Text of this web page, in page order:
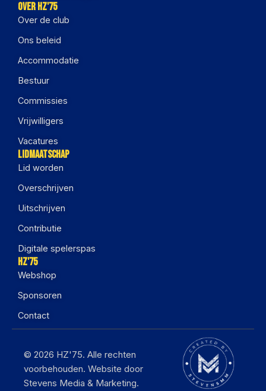
Over HZ'75
Over de club
Ons beleid
Accommodatie
Bestuur
Commissies
Vrijwilligers
Vacatures
Lidmaatschap
Lid worden
Overschrijven
Uitschrijven
Contributie
Digitale spelerspas
HZ'75
Webshop
Sponsoren
Contact
© 2026 HZ'75. Alle rechten
voorbehouden. Website door
Stevens Media & Marketing.